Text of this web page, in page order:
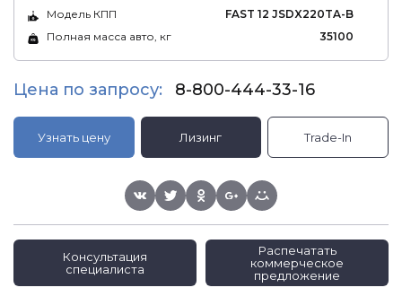
Модель КПП
FAST 12 JSDX220TA-B
Полная масса авто, кг
35100
Цена по запросу: 8-800-444-33-16
Узнать цену Лизинг Trade-In
Консультация
специалиста
Распечатать
коммерческое
предложение